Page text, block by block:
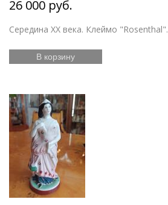
26 000 руб.
Середина XX века. Клеймо "Rosenthal".
В корзину